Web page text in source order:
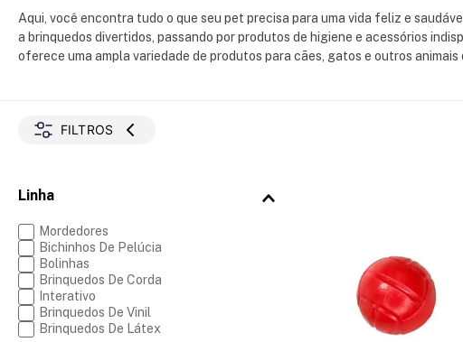
Aqui, você encontra tudo o que seu pet precisa para uma vida feliz e
a brinquedos divertidos, passando por produtos de higiene e acessórios
oferece uma ampla variedade de produtos para cães, gatos e outros animais
FILTROS
Mordedores
Bichinhos De Pelúcia
Bolinhas
Brinquedos De Corda
Interativo
Brinquedos De Vinil
Brinquedos De Látex